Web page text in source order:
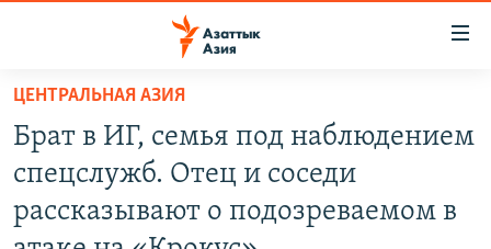
Вернуться
основному
содержанию
НОВОСТИ
ВОЙНА В УКРАИНЕ
НА ДРУГИХ ЯЗЫКАХ
ЦЕНТРАЛЬНАЯ АЗИЯ
Брат в ИГ, семья под наблюдением
спецслужб. Отец и соседи
рассказывают о подозреваемом в